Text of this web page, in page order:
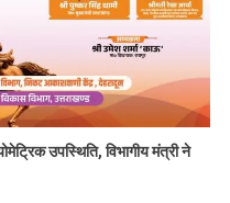
उपस्थिति, विभागीय मंत्री ने